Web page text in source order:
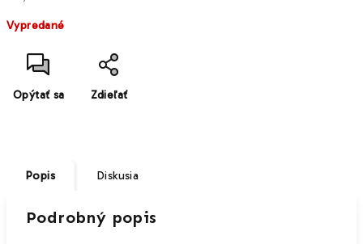
cena:
Vypredané
Opýtať sa Zdieľať
Popis Diskusia
Podrobný popis